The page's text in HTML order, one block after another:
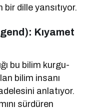
dille yansıtıyor.
Kıyamet
bu bilim kurgu-
bilim insanı
anlatıyor.
sürdüren